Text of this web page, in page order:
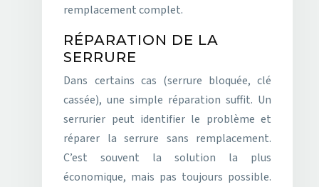
remplacement complet.
RÉPARATION DE LA
SERRURE
Dans certains cas (serrure bloquée, clé
cassée), une simple réparation suffit. Un
serrurier peut identifier le problème et
réparer la serrure sans remplacement.
C’est souvent la solution la plus
économique, mais pas toujours possible.